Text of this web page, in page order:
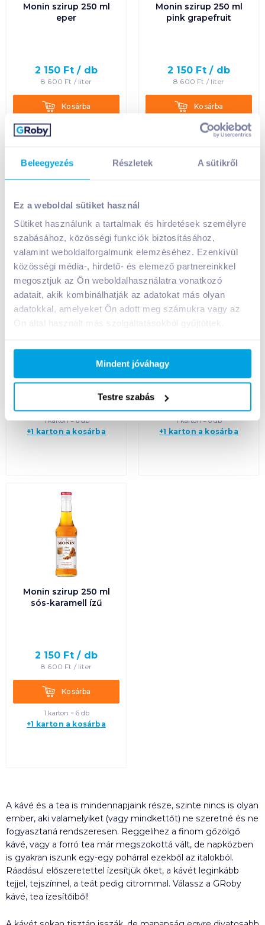
Beleegyezés Részletek A sütikről
Ez a weboldal sütiket használ
Sütiket használunk a tartalmak és hirdetések személyre
szabásához, közösségi funkciók biztosításához,
valamint weboldalforgalmunk elemzéséhez. Ezenkívül
közösségi média-, hirdető- és elemező partnereinkkel
megosztjuk az Ön weboldalhasználatra vonatkozó
adatait, akik kombinálhatják az adatokat más olyan
adatokkal, amelyeket Ön adott meg számukra vagy az
Mindent jóváhagy
Testre szabás
Monin szirup 250 ml
eper
2 150 Ft / db
8 600 Ft / liter
KosárbaKosárba
1 karton = 6 db
+1 karton a kosárba
Monin szirup 250 ml
pink grapefruit
2 150 Ft / db
8 600 Ft / liter
KosárbaKosárba
1 karton = 6 db
+1 karton a kosárba
Monin szirup 250 ml
mangó
db
1 karton = 6 db
+1 karton a kosárba
Monin szirup 250 ml
csokis keksz
2 150
1 karton = 6 db
+1 karton a kosárba
Monin szirup 250 ml
sós-karamell ízű
2 150 Ft / db
8 600 Ft / liter
KosárbaKosárba
1 karton = 6 db
+1 karton a kosárba
A kávé és a tea is mindennapjaink része, szinte nincs is olyan
ember, aki valamelyiket (vagy mindkettőt) ne szeretné és ne
fogyasztaná rendszeresen. Reggelihez a finom gőzölgő
kávé, vagy a forró tea már megszokottá vált, de napközben
is gyakran iszunk egy-egy pohárral ezekből az italokból.
Ráadásul előszeretettel ízesítjük őket, a kávét leginkább
tejjel, tejszínnel, a teát pedig citrommal. Válassz a GRoby
kávé, tea ízesítőiből!